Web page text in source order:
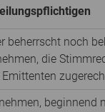
beherrscht noch
die
beginnend